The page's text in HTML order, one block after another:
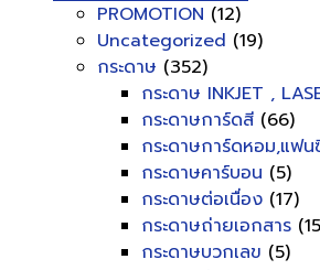
PROMOTION (12)
Uncategorized (19)
กระดาษ (352)
กระดาษ INKJET ,
กระดาษการ์ดสี (66)
กระดาษการ์ดหอม,แฟน
กระดาษคาร์บอน (5)
กระดาษต่อเนื่อง (17)
กระดาษถ่ายเอกสาร
กระดาษบวกเลข (5)